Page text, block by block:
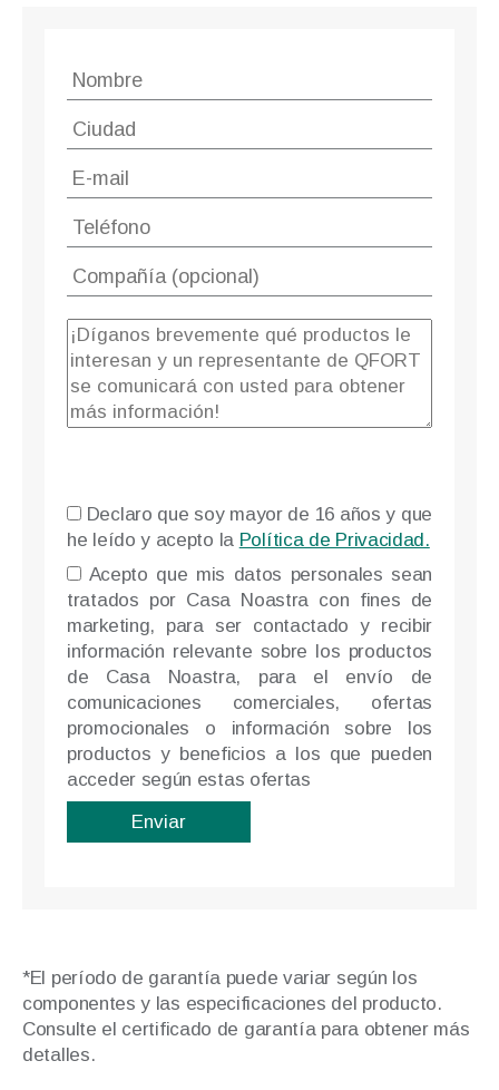
Declaro que soy mayor de 16 años y que
he leído y acepto la Política de Privacidad.
Acepto que mis datos personales sean
tratados por Casa Noastra con fines de
marketing, para ser contactado y recibir
información relevante sobre los productos
de Casa Noastra, para el envío de
comunicaciones comerciales, ofertas
promocionales o información sobre los
productos y beneficios a los que pueden
acceder según estas ofertas
Please
*El período de garantía puede variar según los
componentes y las especificaciones del producto.
Consulte el certificado de garantía para obtener más
detalles.